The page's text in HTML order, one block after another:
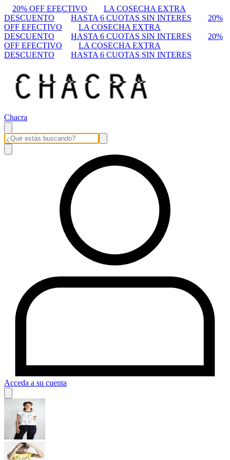
20% OFF EFECTIVO
LA COSECHA EXTRA
DESCUENTO
HASTA 6 CUOTAS SIN INTERES
20%
OFF EFECTIVO
LA COSECHA EXTRA
DESCUENTO
HASTA 6 CUOTAS SIN INTERES
20%
OFF EFECTIVO
LA COSECHA EXTRA
DESCUENTO
HASTA 6 CUOTAS SIN INTERES
Chacra
Acceda a su cuenta